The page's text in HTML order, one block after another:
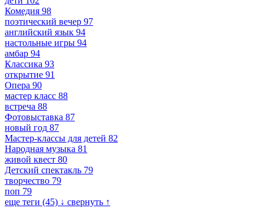
Комедия 98
поэтический вечер 97
английский язык 94
настольные игры 94
амбар 94
Классика 93
открытие 91
Опера 90
мастер класс 88
встреча 88
Фотовыставка 87
новый год 87
Мастер-классы для детей 82
Народная музыка 81
живой квест 80
Детский спектакль 79
творчество 79
поп 79
еще теги (45) ↓ свернуть ↑